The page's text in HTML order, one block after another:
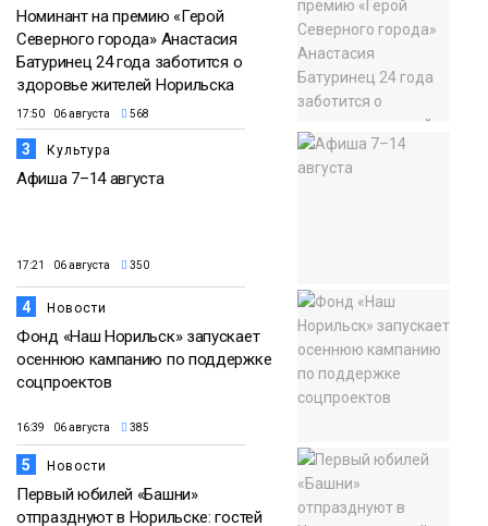
Номинант на премию «Герой
Северного города» Анастасия
Батуринец 24 года заботится о
здоровье жителей Норильска
17:50 06 августа 568
3 Культура
Афиша 7–14 августа
17:21 06 августа 350
4 Новости
Фонд «Наш Норильск» запускает
осеннюю кампанию по поддержке
соцпроектов
16:39 06 августа 385
5 Новости
Первый юбилей «Башни»
отпразднуют в Норильске: гостей